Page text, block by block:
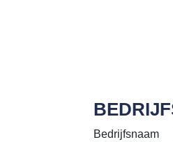
Bedrijfsnaam